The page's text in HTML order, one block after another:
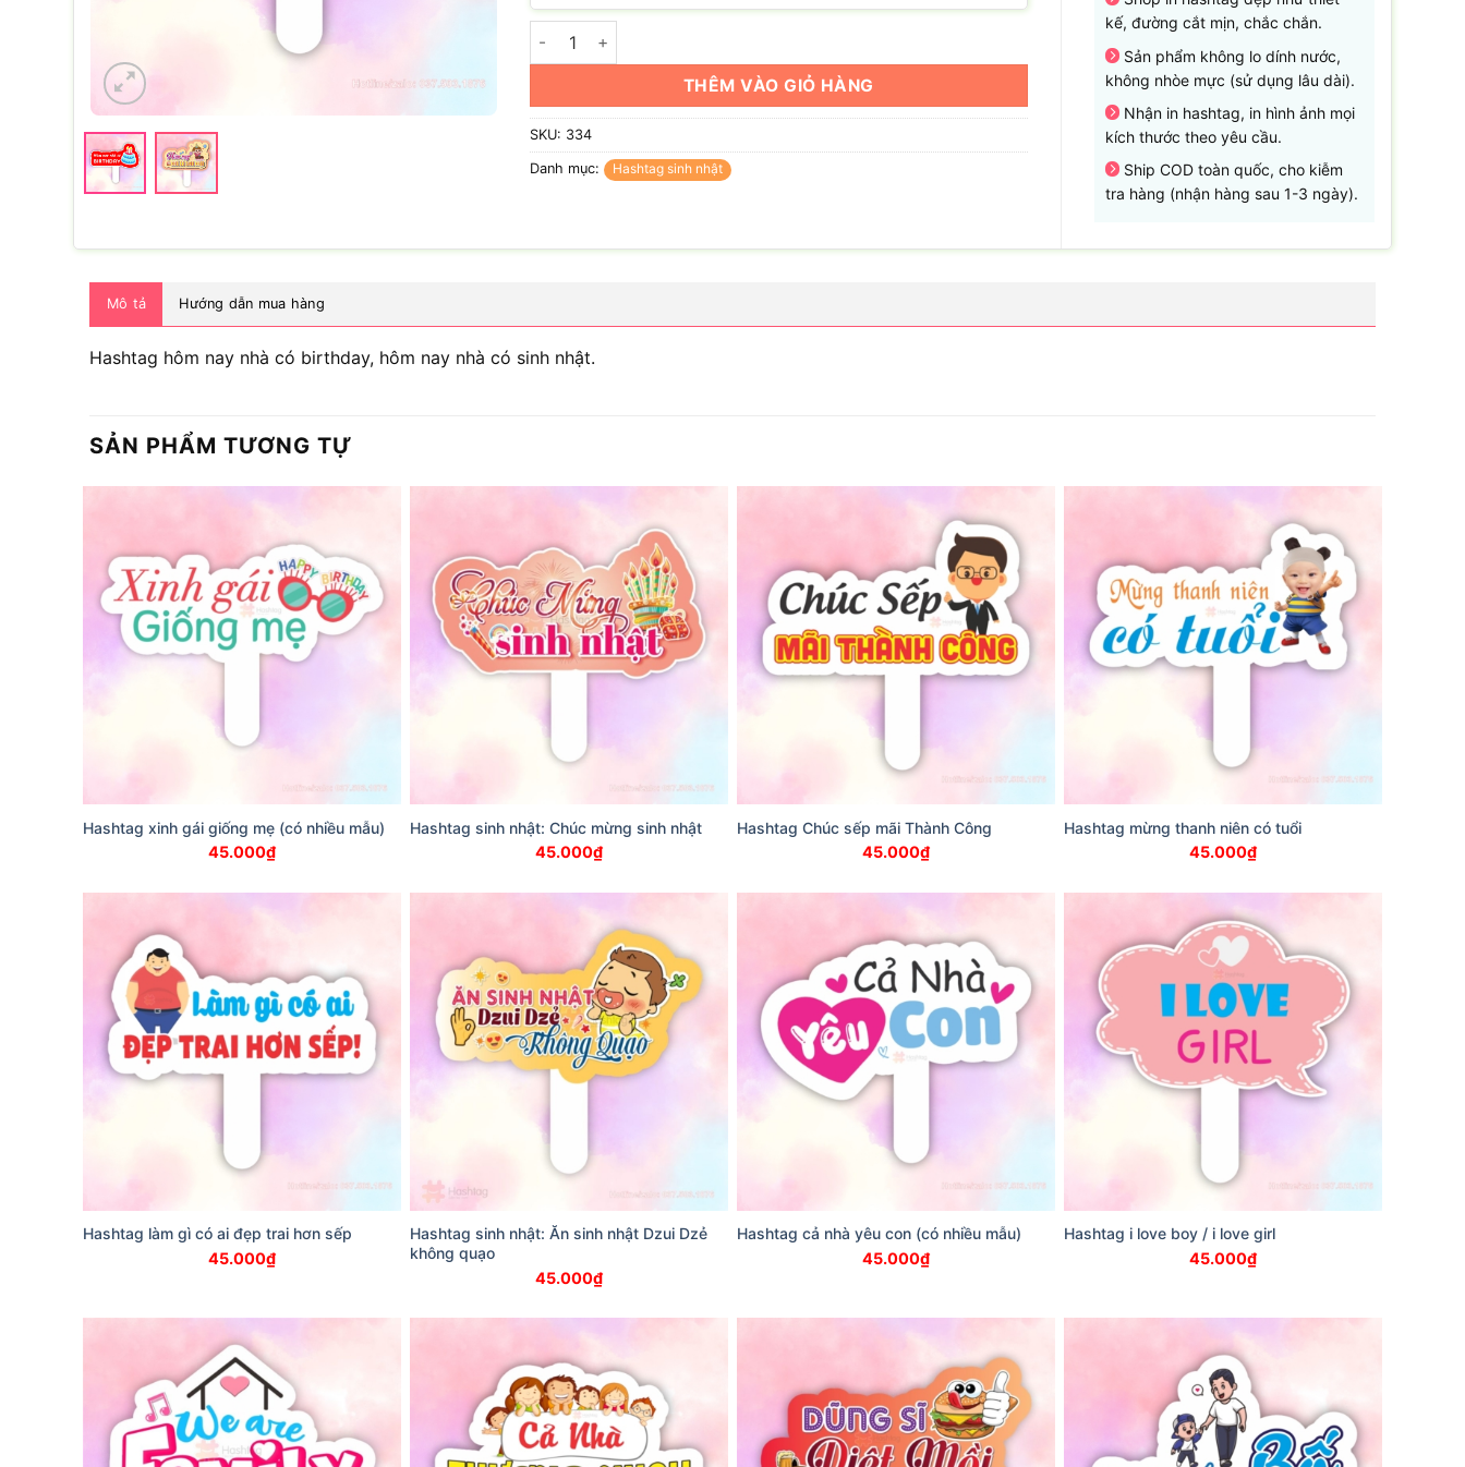
Hashtag hôm nay nhà có birthday số lượng
THÊM VÀO GIỎ HÀNG
SKU: 334
Danh mục: Hashtag sinh nhật
kế, đường cắt mịn, chắc chắn.
Sản phẩm không lo dính nước,
không nhòe mực (sử dụng lâu dài).
Nhận in hashtag, in hình ảnh mọi
kích thước theo yêu cầu.
Ship COD toàn quốc, cho kiễm
tra hàng (nhận hàng sau 1-3 ngày).
Mô tả Hướng dẫn mua hàng
Hashtag hôm nay nhà có birthday, hôm nay nhà có sinh nhật.
SẢN PHẨM TƯƠNG TỰ
Hashtag xinh gái giống mẹ (có nhiều mẫu)
45.000₫
Hashtag sinh nhật: Chúc mừng sinh nhật
45.000₫
Hashtag Chúc sếp mãi Thành Công
45.000₫
Hashtag mừng thanh niên có tuổi
45.000₫
Hashtag làm gì có ai đẹp trai hơn sếp
45.000₫
Hashtag sinh nhật: Ăn sinh nhật Dzui Dzẻ
không quạo
45.000₫
Hashtag cả nhà yêu con (có nhiều mẫu)
45.000₫
Hashtag i love boy / i love girl
45.000₫